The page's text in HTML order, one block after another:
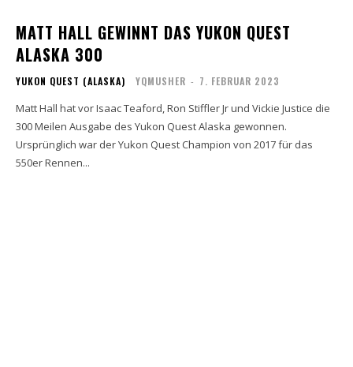
MATT HALL GEWINNT DAS YUKON QUEST
ALASKA 300
YUKON QUEST (ALASKA) YQMUSHER - 7. FEBRUAR 2023
Matt Hall hat vor Isaac Teaford, Ron Stiffler Jr und Vickie Justice die
300 Meilen Ausgabe des Yukon Quest Alaska gewonnen.
Ursprünglich war der Yukon Quest Champion von 2017 für das
550er Rennen...